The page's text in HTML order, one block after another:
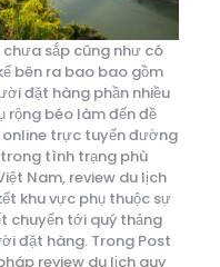
sắp cũng như có
bên ra bao bao gồm
đặt hàng phần nhiều
rộng béo làm đến đề
online trực tuyến đường
tình trạng phù
Nam, review du lịch
khu vực phụ thuộc sự
chuyển tới quý thảng
đặt hàng. Trong Post
review du lịch quy